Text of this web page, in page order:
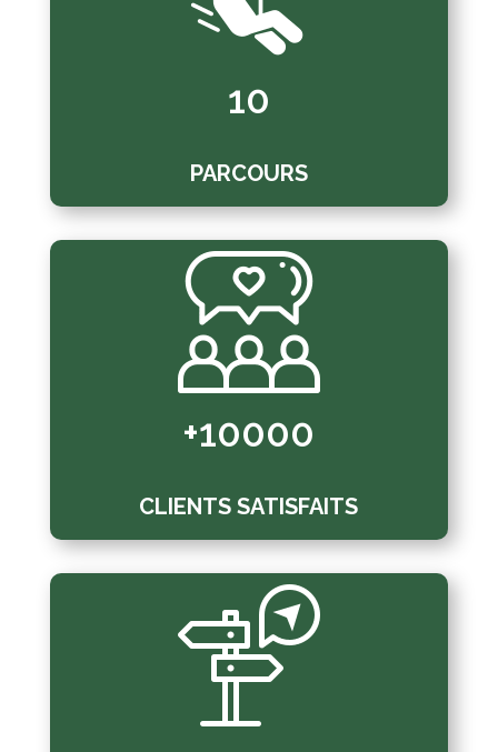
10
PARCOURS
+10000
CLIENTS SATISFAITS